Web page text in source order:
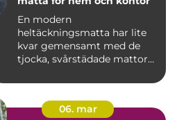
En modern
heltäckningsmatta har lite
kvar gemensamt med de
tjocka, svårstädade mattor
06. mar